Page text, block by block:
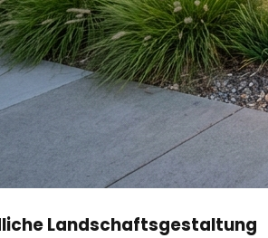
Landschaftsgestaltung